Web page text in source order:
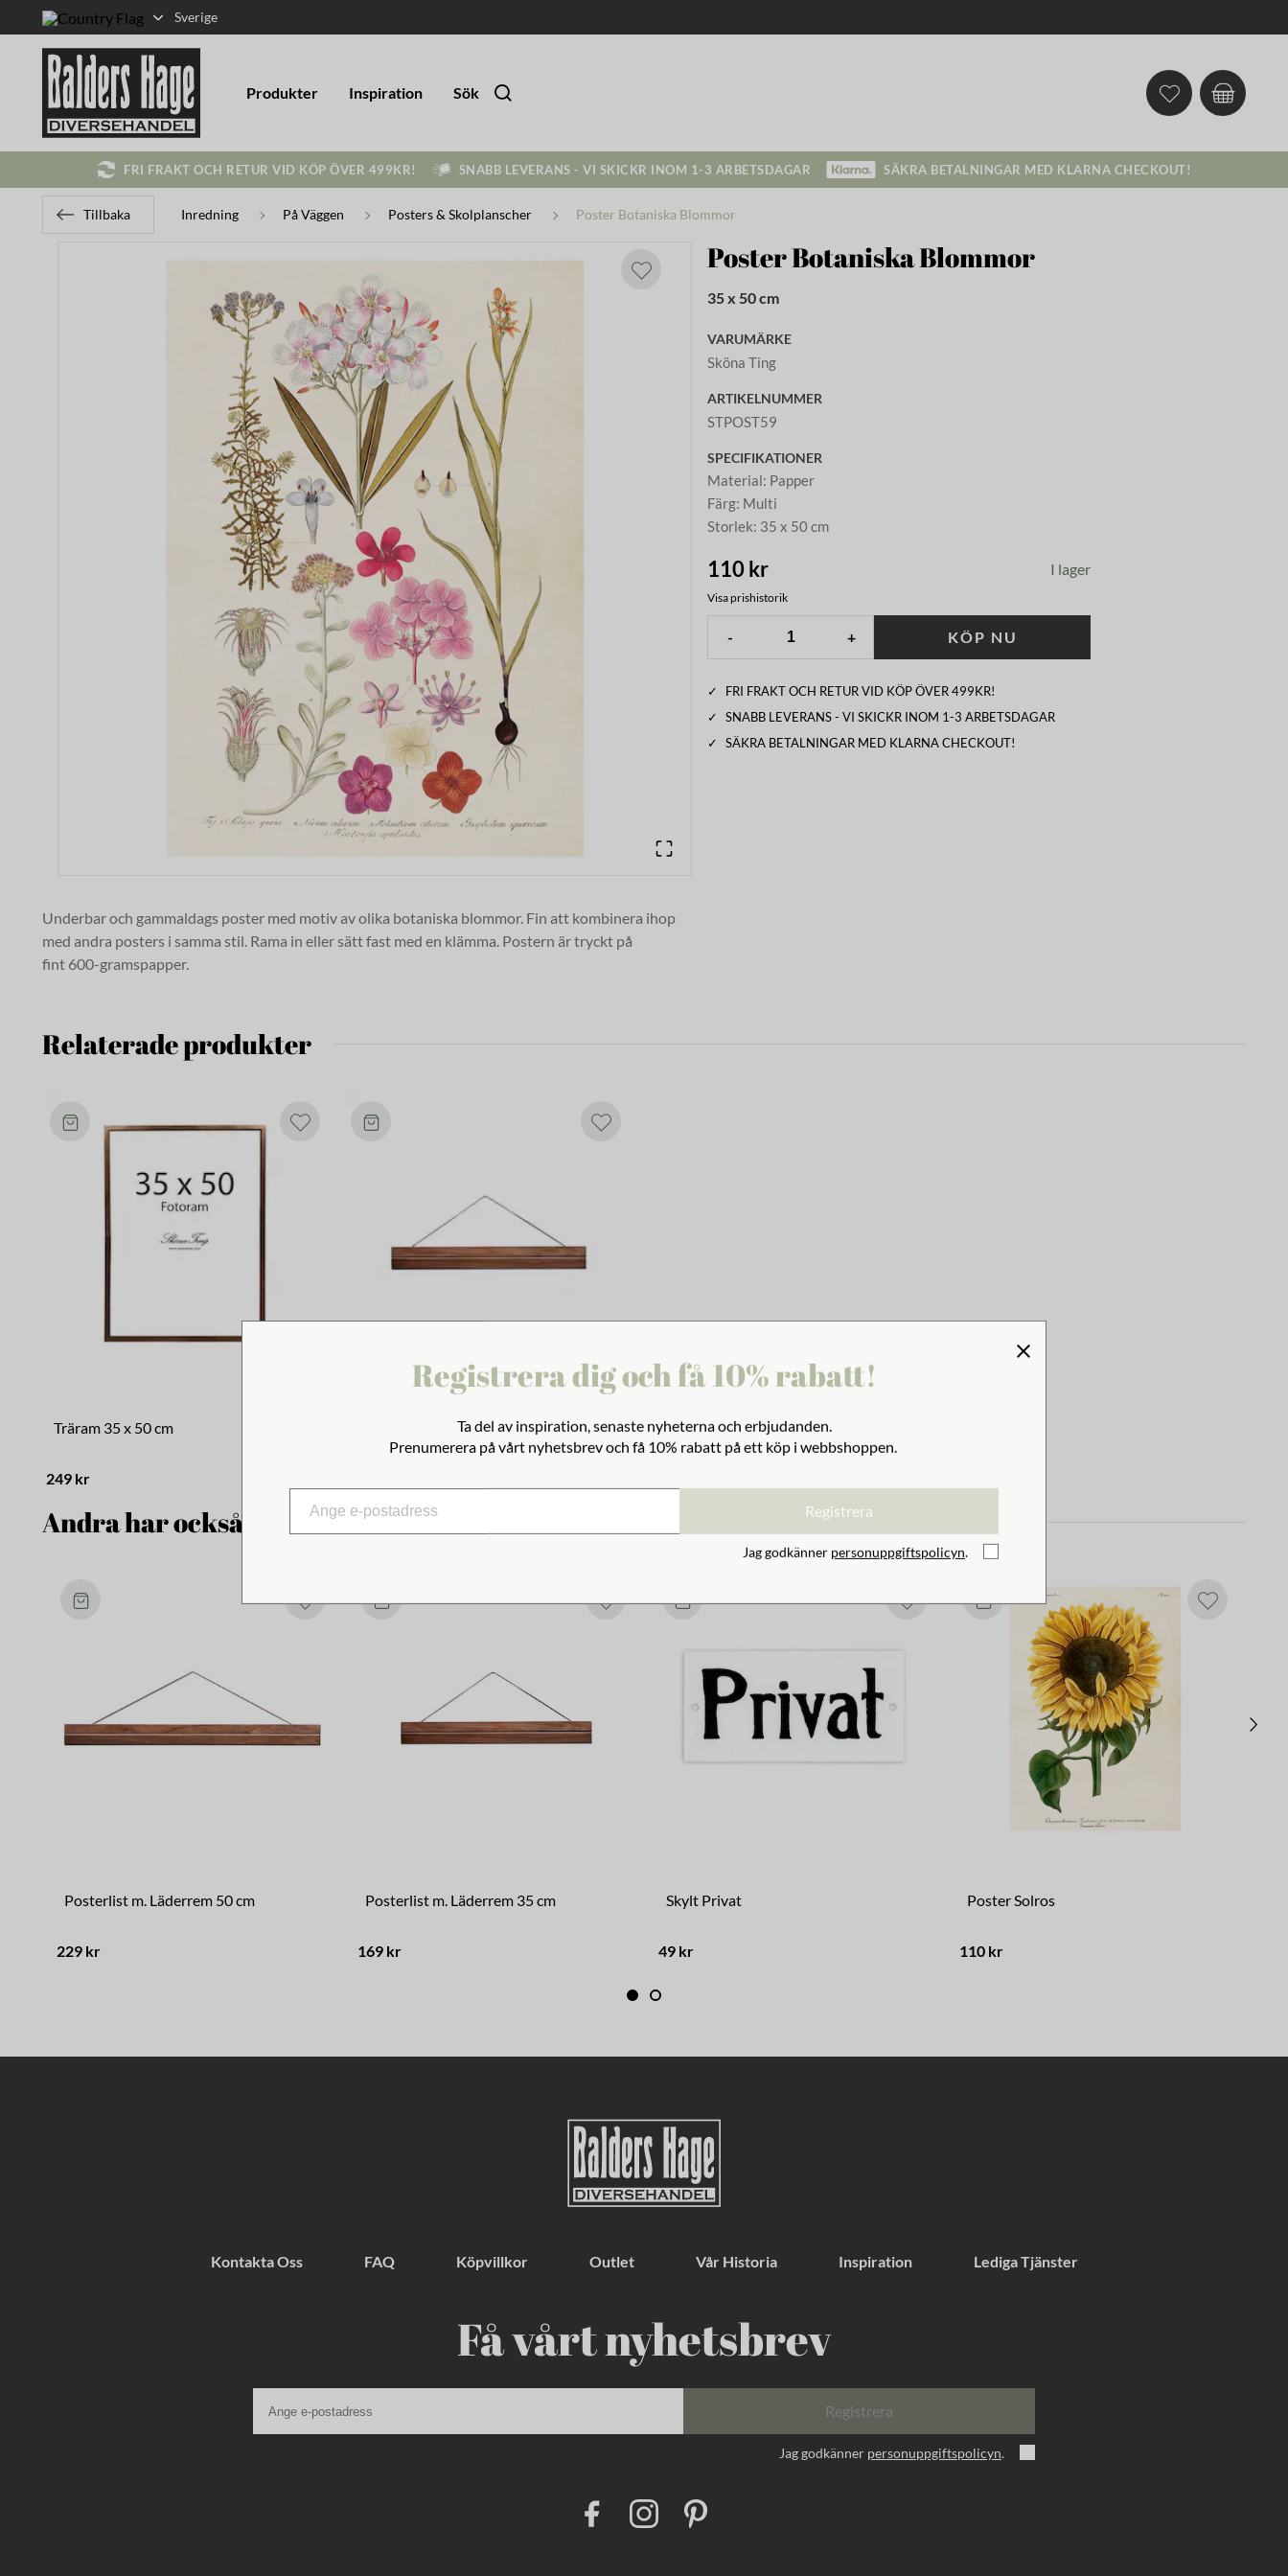
Sverige
Produkter Inspiration Sök
FRI FRAKT OCH RETUR VID KÖP ÖVER 499KR! SNABB LEVERANS - VI SKICKR INOM 1-3 ARBETSDAGAR SÄKRA BETALNINGAR MED KLARNA CHECKOUT!
Tillbaka Inredning På Väggen Posters & Skolplanscher Poster Botaniska Blommor
Underbar och gammaldags poster med motiv av olika botaniska blommor. Fin att kombinera ihop
med andra posters i samma stil. Rama in eller sätt fast med en klämma. Postern är tryckt på
fint 600-gramspapper.
Poster Botaniska Blommor
35 x 50 cm
VARUMÄRKE
Sköna Ting
ARTIKELNUMMER
STPOST59
SPECIFIKATIONER
Material: Papper
Färg: Multi
Storlek: 35 x 50 cm
110 kr I lager
Visa prishistorik
- + KÖP NU
✓
FRI FRAKT OCH RETUR VID KÖP ÖVER 499KR!
✓
SNABB LEVERANS - VI SKICKR INOM 1-3 ARBETSDAGAR
✓
SÄKRA BETALNINGAR MED KLARNA CHECKOUT!
Relaterade produkter
Träram 35 x 50 cm
249 kr
Posterlist m. Läderrem 35 cm
Andra har också tittat på
Posterlist m. Läderrem 50 cm
229 kr
Posterlist m. Läderrem 35 cm
169 kr
Skylt Privat
49 kr
Poster Solros
110 kr
Kontakta Oss FAQ Köpvillkor Outlet Vår Historia Inspiration Lediga Tjänster
Få vårt nyhetsbrev
Registrera
Jag godkänner personuppgiftspolicyn.
I
n
Registrera dig och få 10% rabatt!
Ta del av inspiration, senaste nyheterna och erbjudanden.
Prenumerera på vårt nyhetsbrev och få 10% rabatt på ett köp i webbshoppen.
Registrera
Jag godkänner personuppgiftspolicyn.